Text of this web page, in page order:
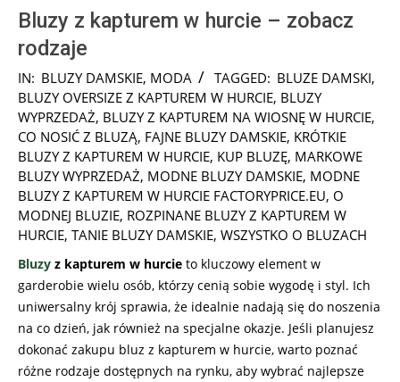
Bluzy z kapturem w hurcie – zobacz
rodzaje
2023-
03-
26
IN: BLUZY DAMSKIE, MODA TAGGED: BLUZE DAMSKI,
BLUZY OVERSIZE Z KAPTUREM W HURCIE, BLUZY
WYPRZEDAŻ, BLUZY Z KAPTUREM NA WIOSNĘ W HURCIE,
CO NOSIĆ Z BLUZĄ, FAJNE BLUZY DAMSKIE, KRÓTKIE
BLUZY Z KAPTUREM W HURCIE, KUP BLUZĘ, MARKOWE
BLUZY WYPRZEDAŻ, MODNE BLUZY DAMSKIE, MODNE
BLUZY Z KAPTUREM W HURCIE FACTORYPRICE.EU, O
MODNEJ BLUZIE, ROZPINANE BLUZY Z KAPTUREM W
HURCIE, TANIE BLUZY DAMSKIE, WSZYSTKO O BLUZACH
Bluzy z kapturem w hurcie to kluczowy element w
garderobie wielu osób, którzy cenią sobie wygodę i styl. Ich
uniwersalny krój sprawia, że idealnie nadają się do noszenia
na co dzień, jak również na specjalne okazje. Jeśli planujesz
dokonać zakupu bluz z kapturem w hurcie, warto poznać
różne rodzaje dostępnych na rynku, aby wybrać najlepsze